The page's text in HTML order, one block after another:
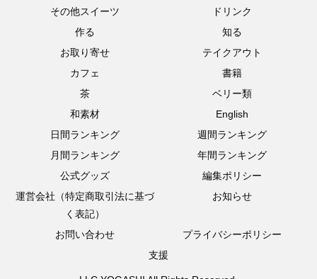
その他スイーツ
ドリンク
作る
知る
お取り寄せ
テイクアウト
カフェ
書籍
茶
ベリー類
和素材
English
日間ランキング
週間ランキング
月間ランキング
年間ランキング
公式グッズ
編集ポリシー
運営会社（特定商取引法に基づ
く表記）
お知らせ
お問い合わせ
プライバシーポリシー
支援